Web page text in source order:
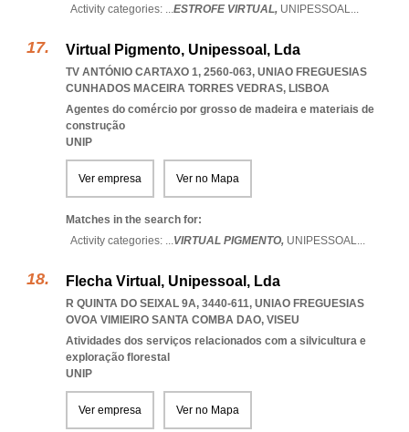
Activity categories: ...ESTROFE VIRTUAL, UNIPESSOAL...
Virtual Pigmento, Unipessoal, Lda
TV ANTÓNIO CARTAXO 1, 2560-063, UNIAO FREGUESIAS
CUNHADOS MACEIRA TORRES VEDRAS, LISBOA
Agentes do comércio por grosso de madeira e materiais de
construção
UNIP
Ver empresa Ver no Mapa
Matches in the search for:
Activity categories: ...VIRTUAL PIGMENTO, UNIPESSOAL...
Flecha Virtual, Unipessoal, Lda
R QUINTA DO SEIXAL 9A, 3440-611, UNIAO FREGUESIAS
OVOA VIMIEIRO SANTA COMBA DAO, VISEU
Atividades dos serviços relacionados com a silvicultura e
exploração florestal
UNIP
Ver empresa Ver no Mapa